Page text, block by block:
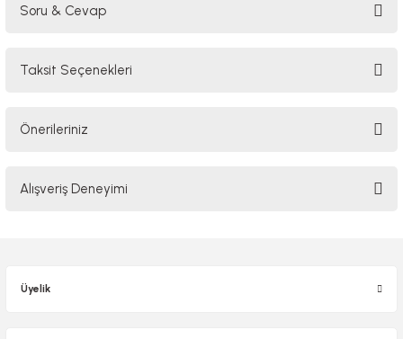
Soru & Cevap
Taksit Seçenekleri
Önerileriniz
yetersiz gördüğünüz noktaları öneri formunu kullanarak tarafımıza
Ürün açıklamasında eksik bilgiler bulunuyor.
Alışveriş Deneyimi
Üyelik